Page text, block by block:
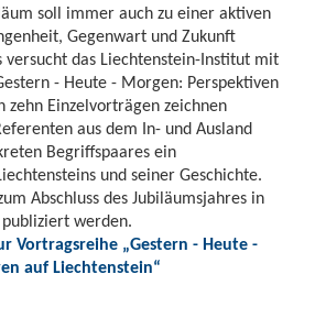
soll immer auch zu einer aktiven
Gegenwart und Zukunft
versucht das Liechtenstein-Institut mit
- Heute - Morgen: Perspektiven
zehn Einzelvorträgen zeichnen
aus dem In- und Ausland
Begriffspaares ein
und seiner Geschichte.
Abschluss des Jubiläumsjahres in
werden.
Vortragsreihe „Gestern - Heute -
auf Liechtenstein“